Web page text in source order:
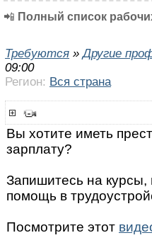
📲 Полный список
Требуются »Другие
09:00
Регион: Вся страна
Вы хотите иметь
зарплату?
Запишитесь на курсы,
помощь в
Посмотрите этот